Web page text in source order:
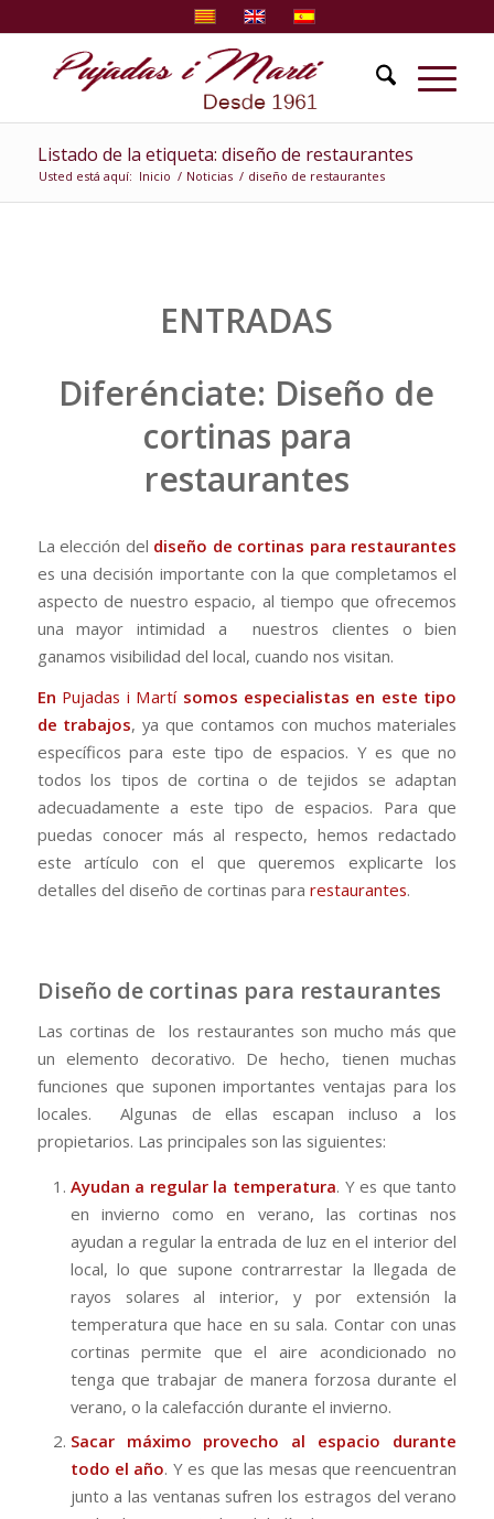
Listado de la etiqueta: diseño de restaurantes
Usted está aquí: Inicio / Noticias / diseño de restaurantes
ENTRADAS
Diferénciate: Diseño de
cortinas para
restaurantes
La elección del diseño de cortinas para restaurantes
es una decisión importante con la que completamos el
aspecto de nuestro espacio, al tiempo que ofrecemos
una mayor intimidad a nuestros clientes o bien
ganamos visibilidad del local, cuando nos visitan.
En Pujadas i Martí somos especialistas en este tipo
de trabajos, ya que contamos con muchos materiales
específicos para este tipo de espacios. Y es que no
todos los tipos de cortina o de tejidos se adaptan
adecuadamente a este tipo de espacios. Para que
puedas conocer más al respecto, hemos redactado
este artículo con el que queremos explicarte los
detalles del diseño de cortinas para restaurantes.
Diseño de cortinas para restaurantes
Las cortinas de los restaurantes son mucho más que
un elemento decorativo. De hecho, tienen muchas
funciones que suponen importantes ventajas para los
locales. Algunas de ellas escapan incluso a los
propietarios. Las principales son las siguientes:
Ayudan a regular la temperatura. Y es que tanto
en invierno como en verano, las cortinas nos
ayudan a regular la entrada de luz en el interior del
local, lo que supone contrarrestar la llegada de
rayos solares al interior, y por extensión la
temperatura que hace en su sala. Contar con unas
cortinas permite que el aire acondicionado no
tenga que trabajar de manera forzosa durante el
verano, o la calefacción durante el invierno.
Sacar máximo provecho al espacio durante
todo el año. Y es que las mesas que reencuentran
junto a las ventanas sufren los estragos del verano